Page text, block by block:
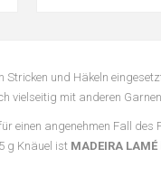
und Häkeln
vielseitig mit anderen
einen angenehmen Fall
g Knäuel ist MADEIRA LAMÉ